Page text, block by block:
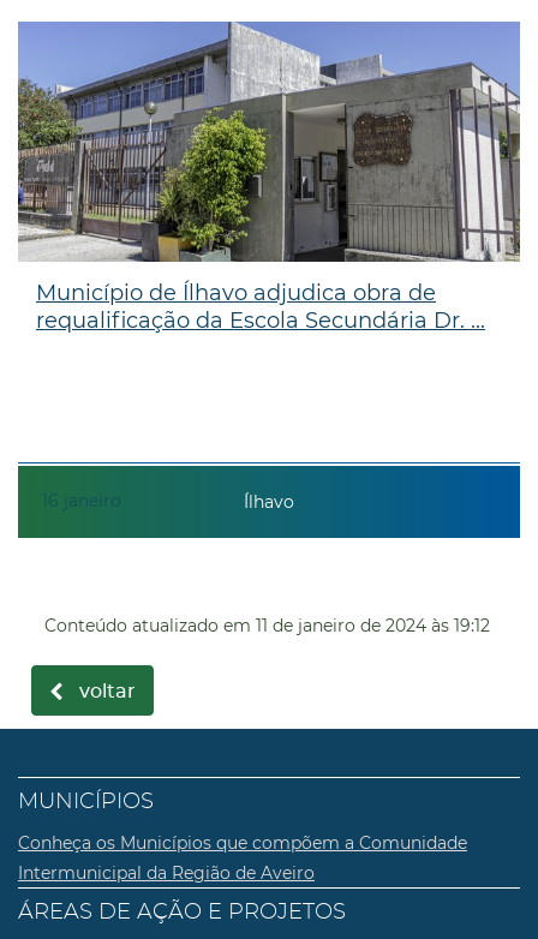
16 janeiro
Município de Ílhavo adjudica obra de
requalificação da Escola Secundária Dr. ...
Ílhavo
Conteúdo atualizado em 11 de janeiro de 2024 às 19:12
voltar
MUNICÍPIOS
Conheça os Municípios que compõem a Comunidade
Intermunicipal da Região de Aveiro
ÁREAS DE AÇÃO E PROJETOS